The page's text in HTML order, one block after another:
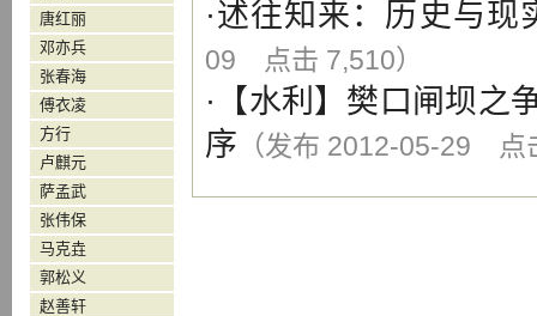
·述往知来：历史与现
09 点击 7,510）
·【水利 】 樊口闸坝之
序 （发布 2012-05-29 点
唐红丽
邓亦兵
张春海
傅衣凌
方行
卢麒元
萨孟武
张伟保
马克垚
郭松义
赵善轩